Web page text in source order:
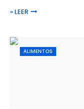
» LEER
ALIMENTOS